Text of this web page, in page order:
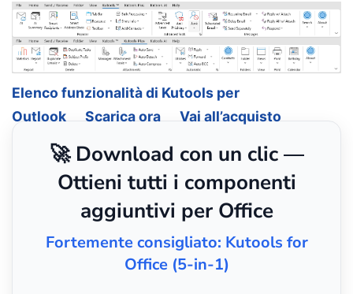
Elenco funzionalità di Kutools per
Outlook
Scarica ora Vai all’acquisto
🚀 Download con un clic —
Ottieni tutti i componenti
aggiuntivi per Office
Fortemente consigliato: Kutools for
Office (5-in-1)